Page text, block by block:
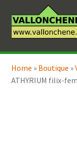
à
la
au
contenu
Vente en ligne
Coaching pour le
Home » Boutique »
ATHYRIUM filix-